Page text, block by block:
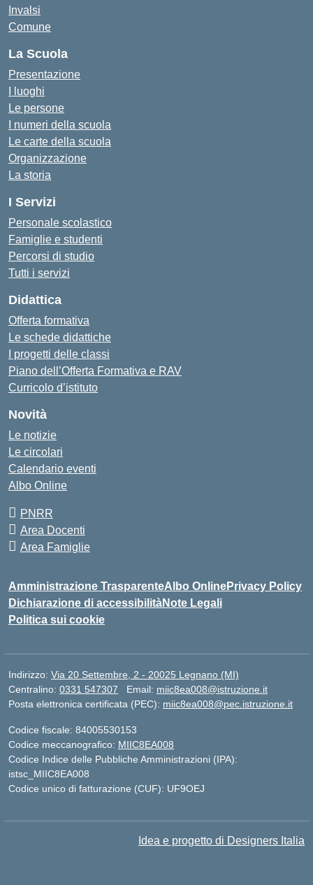
Invalsi
Comune
La Scuola
Presentazione
I luoghi
Le persone
I numeri della scuola
Le carte della scuola
Organizzazione
La storia
I Servizi
Personale scolastico
Famiglie e studenti
Percorsi di studio
Tutti i servizi
Didattica
Offerta formativa
Le schede didattiche
I progetti delle classi
Piano dell’Offerta Formativa e RAV
Curricolo d’istituto
Novità
Le notizie
Le circolari
Calendario eventi
Albo Online
PNRR
Area Docenti
Area Famiglie
Amministrazione TrasparenteAlbo OnlinePrivacy Policy
Dichiarazione di accessibilitàNote Legali
Politica sui cookie
Indirizzo: Via 20 Settembre, 2 - 20025 Legnano (MI)
Centralino: 0331 547307 Email: miic8ea008@istruzione.it
Posta elettronica certificata (PEC): miic8ea008@pec.istruzione.it
Codice fiscale: 84005530153
Codice meccanografico: MIIC8EA008
Codice Indice delle Pubbliche Amministrazioni (IPA):
istsc_MIIC8EA008
Codice unico di fatturazione (CUF): UF9OEJ
Idea e progetto di Designers Italia